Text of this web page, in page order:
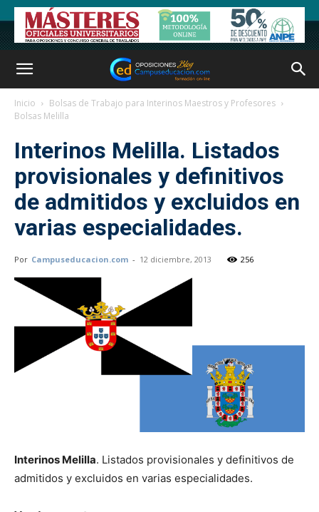
Inicio
Bolsas de Trabajo para Interinos Maestros y Profesores
Bolsas Melilla
Interinos Melilla. Listados
provisionales y definitivos
de admitidos y excluidos en
varias especialidades.
Por Campuseducacion.com - 12 diciembre, 2013 256
Interinos Melilla. Listados provisionales y definitivos de
admitidos y excluidos en varias especialidades.